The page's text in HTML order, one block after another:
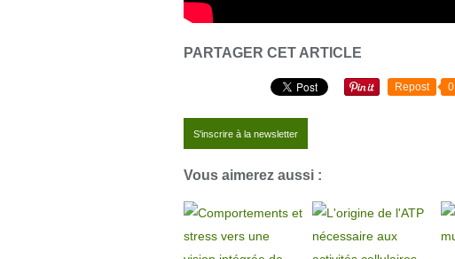
PARTAGER CET ARTICLE
Repost 0
S'inscrire à la newsletter
Vous aimerez aussi :